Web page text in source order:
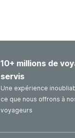
10+ millions de
servis
Une expérience
ce que nous offrons à
voyageurs